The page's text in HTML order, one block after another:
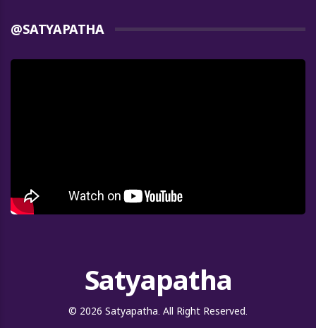
@SATYAPATHA
Satyapatha
© 2026 Satyapatha. All Right Reserved.